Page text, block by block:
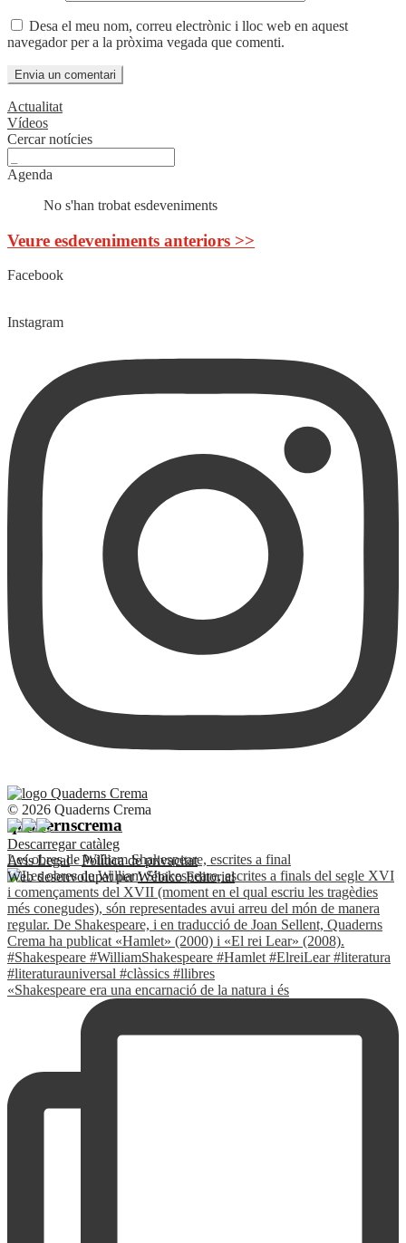
Desa el meu nom, correu electrònic i lloc web en aquest
navegador per a la pròxima vegada que comenti.
Actualitat
Vídeos
Cercar notícies
Agenda
No s'han trobat esdeveniments
Veure esdeveniments anteriors >>
Facebook
Instagram
quadernscrema
Les obres de William Shakespeare, escrites a final
«Shakespeare era una encarnació de la natura i és
© 2026 Quaderns Crema
Descarregar catàleg
Avís Legal·Política de privacitat
Web desenvolupat perWébico Editorial